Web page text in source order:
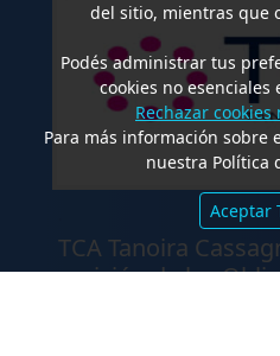
TCA Tanoira
emisión de las
del sitio, mientras que
Podés administrar tus
cookies no
Rechazar cookies
Para más información sobre
nuestra Política
Aceptar